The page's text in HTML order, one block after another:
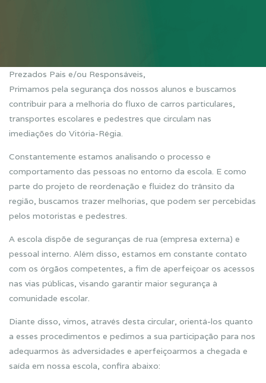
Prezados Pais e/ou Responsáveis,
Primamos pela segurança dos nossos alunos e buscamos
contribuir para a melhoria do fluxo de carros particulares,
transportes escolares e pedestres que circulam nas
imediações do Vitória-Régia.
Constantemente estamos analisando o processo e
comportamento das pessoas no entorno da escola. E como
parte do projeto de reordenação e fluidez do trânsito da
região, buscamos trazer melhorias, que podem ser percebidas
pelos motoristas e pedestres.
A escola dispõe de seguranças de rua (empresa externa) e
pessoal interno. Além disso, estamos em constante contato
com os órgãos competentes, a fim de aperfeiçoar os acessos
nas vias públicas, visando garantir maior segurança à
comunidade escolar.
Diante disso, vimos, através desta circular, orientá-los quanto
a esses procedimentos e pedimos a sua participação para nos
adequarmos às adversidades e aperfeiçoarmos a chegada e
saída em nossa escola, confira abaixo: